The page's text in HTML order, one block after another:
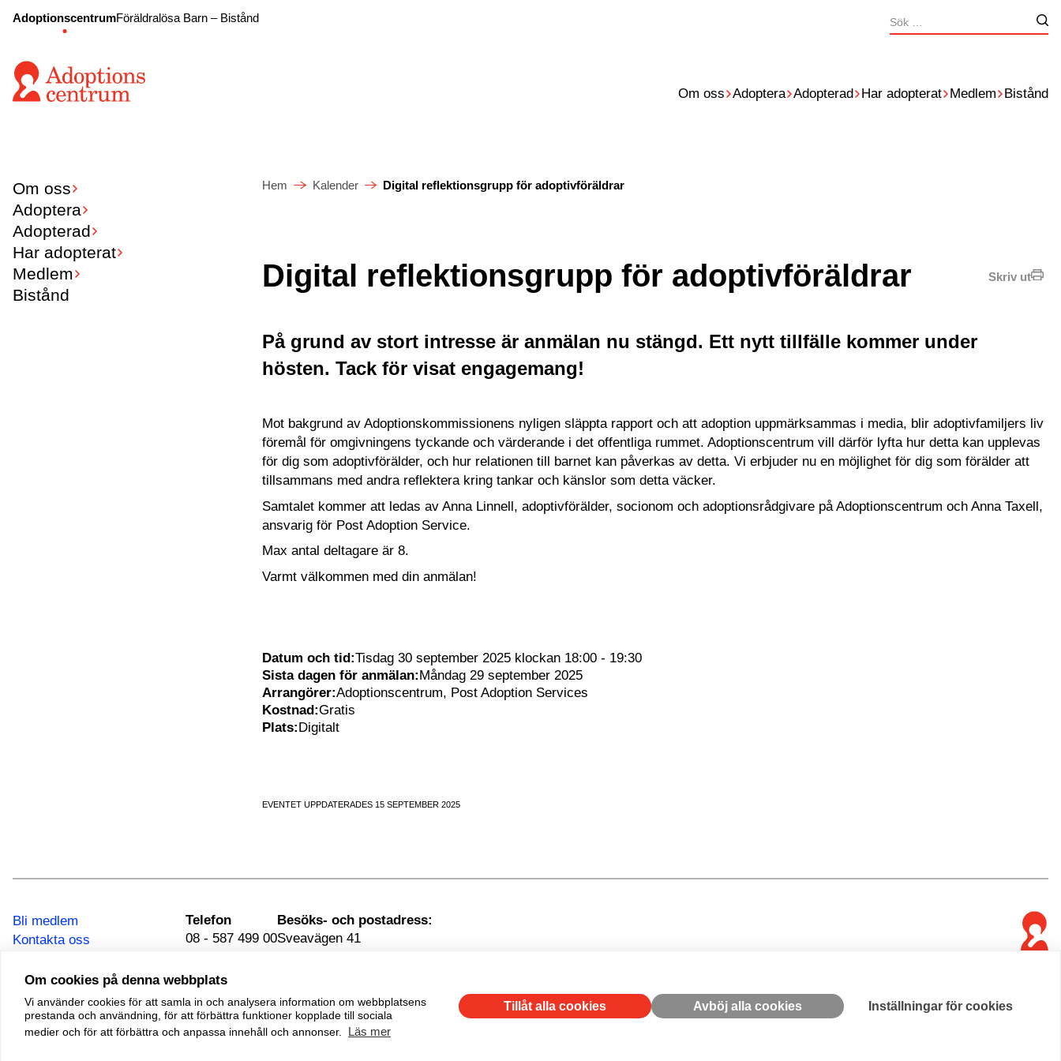
AdoptionscentrumFöräldralösa Barn – Bistånd
Sök
efter:
Om oss Adoptera Adopterad Har adopterat Medlem Bistånd
Om oss
Adoptera
Adopterad
Har adopterat
Medlem
Bistånd
Hem Kalender Digital reflektionsgrupp för adoptivföräldrar
Skriv ut
Digital reflektionsgrupp för adoptivföräldrar
På grund av stort intresse är anmälan nu stängd. Ett nytt tillfälle kommer under
hösten. Tack för visat engagemang!
Mot bakgrund av Adoptionskommissionens nyligen släppta rapport och att adoption uppmärksammas i media, blir adoptivfamiljers liv
föremål för omgivningens tyckande och värderande i det offentliga rummet. Adoptionscentrum vill därför lyfta hur detta kan upplevas
för dig som adoptivförälder, och hur relationen till barnet kan påverkas av detta. Vi erbjuder nu en möjlighet för dig som förälder att
tillsammans med andra reflektera kring tankar och känslor som detta väcker.
Samtalet kommer att ledas av Anna Linnell, adoptivförälder, socionom och adoptionsrådgivare på Adoptionscentrum och Anna Taxell,
ansvarig för Post Adoption Service.
Max antal deltagare är 8.
Varmt välkommen med din anmälan!
Datum och tid:Tisdag 30 september 2025 klockan 18:00 - 19:30
Sista dagen för anmälan:Måndag 29 september 2025
Arrangörer:Adoptionscentrum, Post Adoption Services
Kostnad:Gratis
Plats:Digitalt
EVENTET UPPDATERADES 15 SEPTEMBER 2025
Bli medlem
Kontakta oss
Telefon
08 - 587 499 00Sveavägen 41
© 2026 Adoptionscentrum
Alla rättigheter förbehållna
Om cookies på denna webbplats
Vi använder cookies för att samla in och analysera information om webbplatsens
prestanda och användning, för att förbättra funktioner kopplade till sociala
medier och för att förbättra och anpassa innehåll och annonser.
Läs mer
Tillåt alla cookies Avböj alla cookies Inställningar för cookies